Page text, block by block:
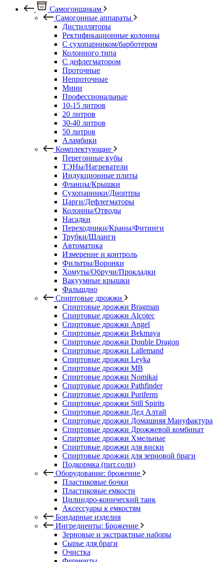
Самогонщикам
Самогонные аппараты
Дистилляторы
Ректификационные колонны
С сухопарником/барботером
Колонного типа
С дефлегматором
Проточные
Непроточные
Мини
Профессиональные
10-15 литров
20 литров
30-40 литров
50 литров
Аламбики
Комплектующие
Перегонные кубы
ТЭНы/Нагреватели
Индукционные плиты
Фланцы/Крышки
Сухопарники/Диоптры
Царги/Дефлегматоры
Колонны/Отводы
Насадки
Переходники/Краны/Фитинги
Трубки/Шланги
Автоматика
Измерение и контроль
Фильтры/Воронки
Хомуты/Обручи/Прокладки
Вакуумные крышки
Фальшдно
Спиртовые дрожжи
Спиртовые дрожжи Bragman
Спиртовые дрожжи Alcotec
Спиртовые дрожжи Angel
Спиртовые дрожжи Bekmaya
Спиртовые дрожжи Double Dragon
Спиртовые дрожжи Lallemand
Спиртовые дрожжи Leyka
Спиртовые дрожжи MB
Спиртовые дрожжи Nomikai
Спиртовые дрожжи Pathfinder
Спиртовые дрожжи Puriferm
Спиртовые дрожжи Still Spirits
Спиртовые дрожжи Дед Алтай
Спиртовые дрожжи Домашняя Мануфактура
Спиртовые дрожжи Дрожжевой комбинат
Спиртовые дрожжи Хмельные
Спиртовые дрожжи для виски
Спиртовые дрожжи для зерновой браги
Подкормка (пит.соли)
Оборудование: брожение
Пластиковые бочки
Пластиковые емкости
Цилиндро-конический танк
Аксессуары к емкостям
Бондарные изделия
Ингредиенты: Брожение
Зерновые и экстрактные наборы
Сырье для браги
Очистка